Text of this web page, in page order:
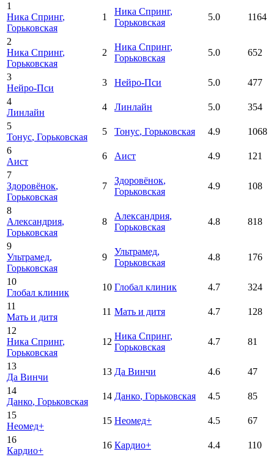
1
Ника Спринг,
Горьковская
1
Ника Спринг,
Горьковская
5.0 1164
2
Ника Спринг,
Горьковская
2
Ника Спринг,
Горьковская
5.0 652
3
Нейро-Пси
3 Нейро-Пси 5.0
477
4
Линлайн
4 Линлайн 5.0
354
5
Тонус, Горьковская
5 Тонус, Горьковская 4.9
1068
6
Аист
6 Аист 4.9
121
7
Здоровёнок,
Горьковская
7
Здоровёнок,
Горьковская
4.9 108
8
Александрия,
Горьковская
8
Александрия,
Горьковская
4.8 818
9
Ультрамед,
Горьковская
9
Ультрамед,
Горьковская
4.8 176
10
Глобал клиник
10 Глобал клиник 4.7
324
11
Мать и дитя
11 Мать и дитя 4.7
128
12
Ника Спринг,
Горьковская
12
Ника Спринг,
Горьковская
4.7 81
13
Да Винчи
13 Да Винчи 4.6
47
14
Данко, Горьковская
14 Данко, Горьковская 4.5
85
15
Неомед+
15 Неомед+ 4.5
67
16
Кардио+
16 Кардио+ 4.4
110